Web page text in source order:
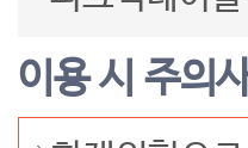
이용 시 주의